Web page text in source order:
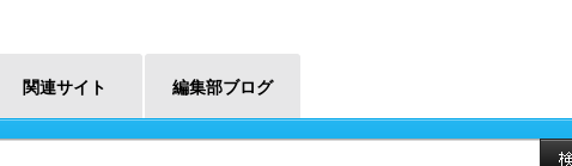
関連サイト 編集部ブログ